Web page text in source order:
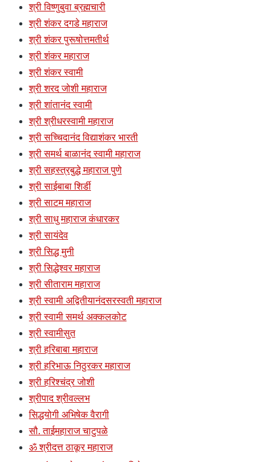
श्री विष्णुबुवा ब्रह्मचारी
श्री शंकर दगडे महाराज
श्री शंकर पुरूषोत्तमतीर्थ
श्री शंकर महाराज
श्री शंकर स्वामी
श्री शरद जोशी महाराज
श्री शांतानंद स्वामी
श्री श्रीधरस्वामी महाराज
श्री सच्चिदानंद विद्याशंकर भारती
श्री समर्थ बाळानंद स्वामी महाराज
श्री सहस्त्रबुद्धे महाराज पुणे
श्री साईबाबा शिर्डी
श्री साटम महाराज
श्री साधु महाराज कंधारकर
श्री सायंदेव
श्री सिद्ध मुनी
श्री सिद्धेश्वर महाराज
श्री सीताराम महाराज
श्री स्वामी अद्वितीयानंदसरस्वती महाराज
श्री स्वामी समर्थ अक्कलकोट
श्री स्वामीसुत
श्री हरिबाबा महाराज
श्री हरिभाऊ निठुरकर महाराज
श्री हरिश्चंद्र जोशी
श्रीपाद श्रीवल्लभ
सिद्धयोगी अभिषेक वैरागी
सौ. ताईमहाराज चाटुपळे
ॐ श्रीदत्त ठाकूर महाराज